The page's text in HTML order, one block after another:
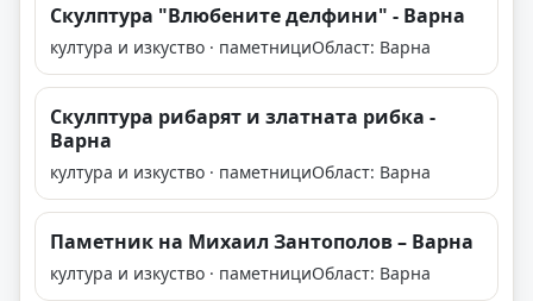
Скулптура "Влюбените делфини" - Варна
култура и изкуство · паметнициОбласт: Варна
Скулптура рибарят и златната рибка -
Варна
култура и изкуство · паметнициОбласт: Варна
Паметник на Михаил Зантополов – Варна
култура и изкуство · паметнициОбласт: Варна